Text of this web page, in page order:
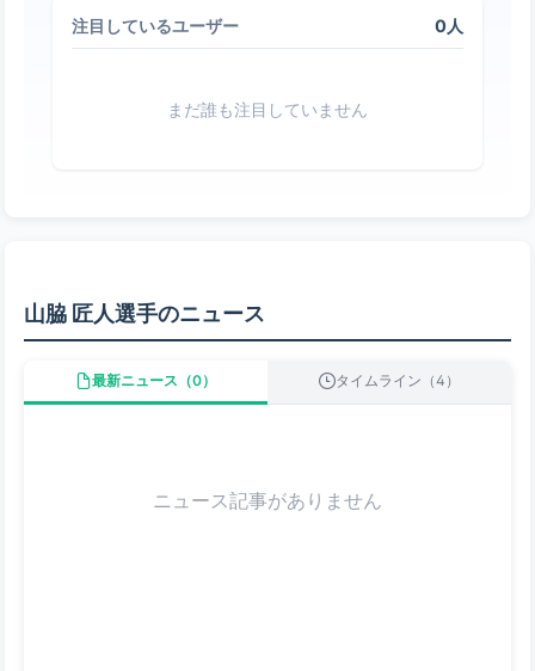
注目しているユーザー 0人
まだ誰も注目していません
山脇 匠人選手のニュース
最新ニュース（0） タイムライン（4）
ニュース記事がありません